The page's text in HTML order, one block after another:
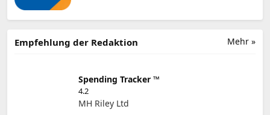
Mehr »
Empfehlung der Redaktion
Spending Tracker ™
4.2
MH Riley Ltd